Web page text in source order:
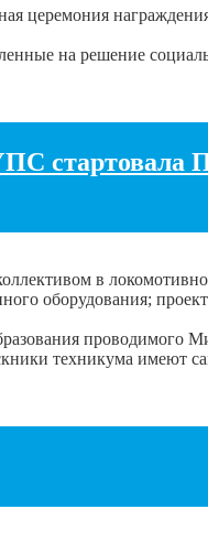
церемония
на решение
РГУПС
в
оборудования;
проводимого
техникума имеют